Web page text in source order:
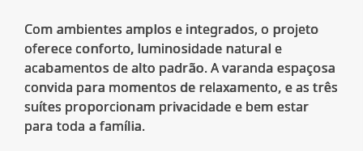
Com ambientes amplos e integrados, o projeto
oferece conforto, luminosidade natural e
acabamentos de alto padrão. A varanda espaçosa
convida para momentos de relaxamento, e as três
suítes proporcionam privacidade e bem estar
para toda a família.